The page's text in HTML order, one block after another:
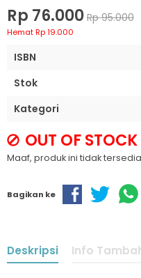
Rp 76.000 Rp 95.000
Hemat Rp 19.000
ISBN
Stok
Kategori
OUT OF STOCK
Maaf, produk ini tidak
Bagikan ke
Deskripsi Info